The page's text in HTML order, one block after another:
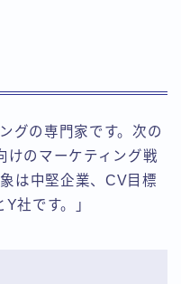
グの専門家です。次の
けのマーケティング戦
は中堅企業、CV目標
社です。」